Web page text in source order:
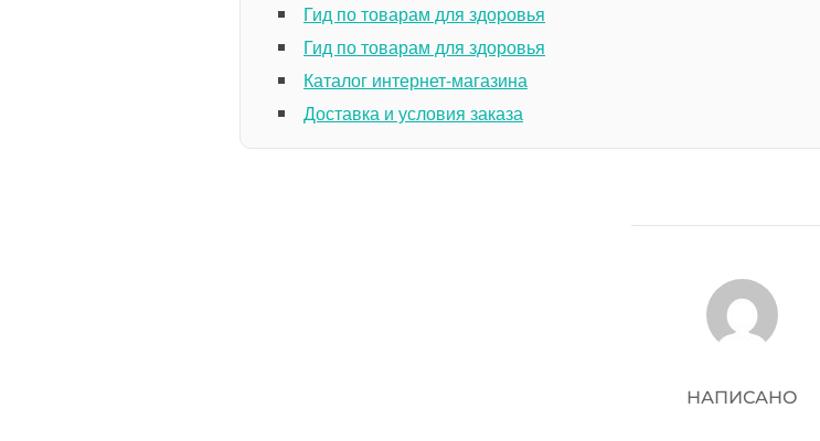
Гид по товарам для здоровья
Гид по товарам для здоровья
Каталог интернет-магазина
Доставка и условия заказа
АВТОР ЗАПИСИ
НАПИСАНО